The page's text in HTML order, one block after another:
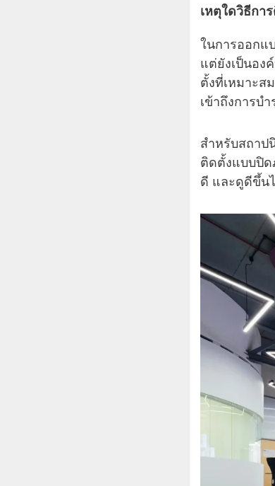
เหตุใดวิธีกา
ในการออกแ
แต่ยังเป็นอง
ตั้งที่เหมาะส
เข้าถึงการบ
สำหรับสถาป
ติดตั้งแบบปิด
ดี และดูดีขึ้น